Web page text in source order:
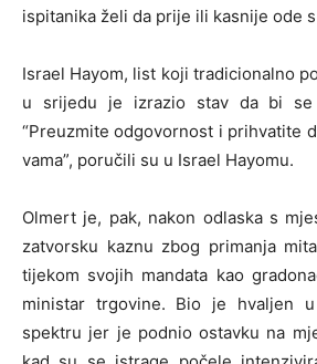
ispitanika želi da prije ili kasnije ode
Israel Hayom, list koji tradicionalno
u srijedu je izrazio stav da bi se
“Preuzmite odgovornost i prihvatite
vama”, poručili su u Israel Hayomu.
Olmert je, pak, nakon odlaska s
zatvorsku kaznu zbog primanja
tijekom svojih mandata kao
ministar trgovine. Bio je hvaljen
spektru jer je podnio ostavku na